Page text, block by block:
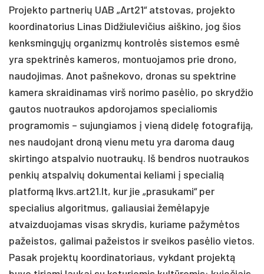
Projekto partnerių UAB „Art21“ atstovas, projekto
koordinatorius Linas Didžiulevičius aiškino, jog šios
kenksmingųjų organizmų kontrolės sistemos esmė
yra spektrinės kameros, montuojamos prie drono,
naudojimas. Anot pašnekovo, dronas su spektrine
kamera skraidinamas virš norimo pasėlio, po skrydžio
gautos nuotraukos apdorojamos specialiomis
programomis – sujungiamos į vieną didelę fotografiją,
nes naudojant droną vienu metu yra daroma daug
skirtingo atspalvio nuotraukų. Iš bendros nuotraukos
penkių atspalvių dokumentai keliami į specialią
platformą lkvs.art21.lt, kur jie „prasukami“ per
specialius algoritmus, galiausiai žemėlapyje
atvaizduojamas visas skrydis, kuriame pažymėtos
pažeistos, galimai pažeistos ir sveikos pasėlio vietos.
Pasak projektų koordinatoriaus, vykdant projektą